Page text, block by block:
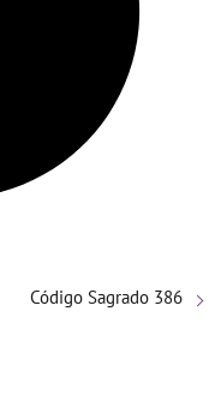
Código Sagrado 386